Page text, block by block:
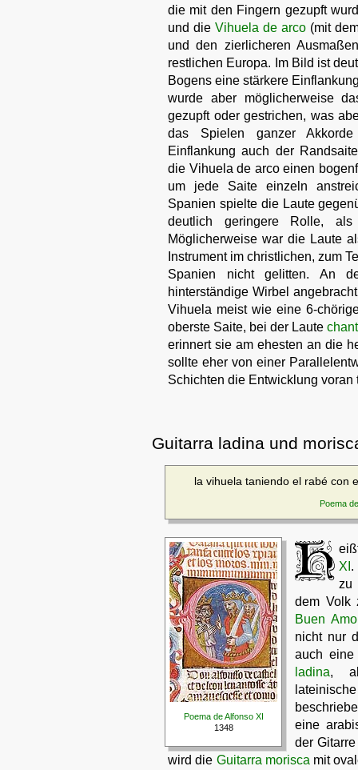
die mit den Fingern gezupft
und dieVihuela de arco (mit
und den zierlicheren
restlichen Europa. Im Bild ist
Bogens eine stärkere
wurde aber möglicherweise
gezupft oder gestrichen, was
das Spielen ganzer
Einflankung auch der
die Vihuela de arco einen
um jede Saite einzeln
Spanien spielte die Laute
deutlich geringere Rolle,
Möglicherweise war die Laute
Instrument im christlichen, zum
Spanien nicht gelitten. An
hinterständige Wirbel
Vihuela meist wie eine 6-
oberste Saite, bei der Laute
erinnert sie am ehesten an die
sollte eher von einer
Schichten die Entwicklung
Guitarra ladina und
la vihuela taniendo el rabé con
Poema
Poema de Alfonso XI
1348
XI .
zu
dem Volk
Buen
nicht nur
auch
ladina,
eine
der
wird die Guitarra morisca mit